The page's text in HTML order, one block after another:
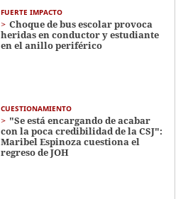
FUERTE IMPACTO
Choque de bus escolar provoca
heridas en conductor y estudiante
en el anillo periférico
CUESTIONAMIENTO
"Se está encargando de acabar
con la poca credibilidad de la CSJ":
Maribel Espinoza cuestiona el
regreso de JOH